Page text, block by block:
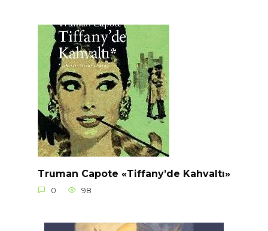
Truman Capote «Tiffany’de Kahvaltı»
0 98